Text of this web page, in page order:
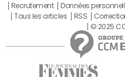
Recrutement
Données
Tous les articles
RSS
© 2025